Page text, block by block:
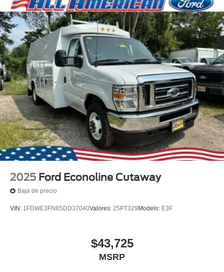
2025 Ford Econoline Cutaway
Baja de precio
VIN: 1FDWE3FN8SDD37040Valores: 25PT329 Modelo: E3F
$43,725
MSRP